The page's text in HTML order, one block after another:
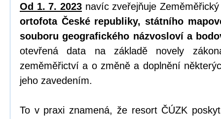
Od 1. 7. 2023 navíc zveřejňuje
ortofota České republiky, státního
souboru geografického názvosloví a
otevřená data na základě novely
zeměměřictví a o změně a doplnění
jeho zavedením.
To v praxi znamená, že resort ČÚZK